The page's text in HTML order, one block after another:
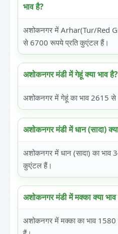
भाव है?
अशोकनगर में Arhar(Tur/Red
से 6700 रूपये प्रति कुएंटल हैं।
अशोकनगर मंडी में गेहूं क्या भाव है?
अशोकनगर में गेहूं का भाव 2615
अशोकनगर मंडी में धान (सादा)
अशोकनगर में धान (सादा) का
कुएंटल हैं।
अशोकनगर मंडी में मक्का क्या
अशोकनगर में मक्का का भाव